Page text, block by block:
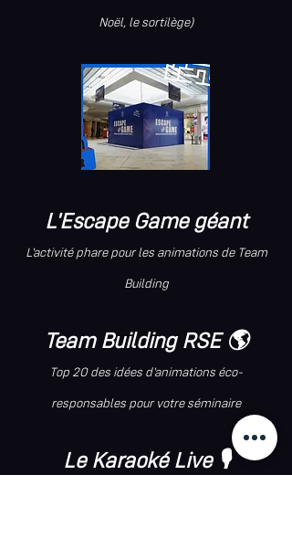
Noël, le sortilège)
L'Escape Game géant
L'activité phare pour les animations de Team
Building
Team Building RSE 🌎
Top 20 des idées d'animations éco-
responsables pour votre séminaire
Le Karaoké Live 🎙